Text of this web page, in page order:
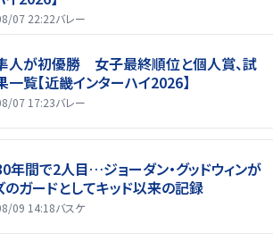
07 22:22バレー
人が初優勝 女子最終順位と個人賞、試
一覧【近畿インターハイ2026】
07 17:23バレー
年間で2人目…ジョーダン・グッドウィンが
のガードとしてキッド以来の記録
09 14:18バスケ